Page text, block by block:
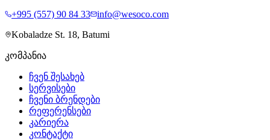
+995 (557) 90 84 33
info@wesoco.com
Kobaladze St. 18, Batumi
კომპანია
ჩვენ შესახებ
სერვისები
ჩვენი ბრენდები
რეფერენსები
კარიერა
კონტაქტი